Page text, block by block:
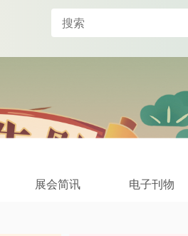
展会简讯 电子刊物